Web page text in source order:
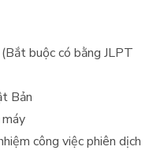
buộc có bằng JLPT
Bản
công việc phiên dịch